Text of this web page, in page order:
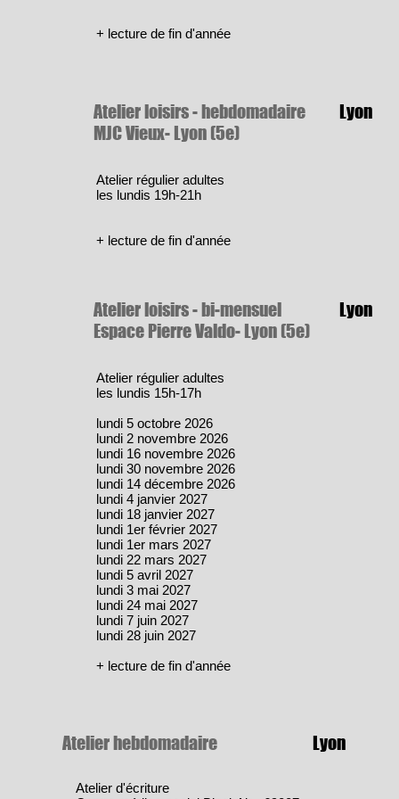
​+ lecture de fin d'année
Atelier loisirs - hebdomadaire
MJC Vieux- Lyon (5e)
Lyon
Atelier régulier adultes
les lundis 19h-21h
​+ lecture de fin d'année
Atelier loisirs - bi-mensuel
Espace Pierre Valdo- Lyon (5e)
Lyon
Atelier régulier adultes
les lundis 15h-17h
lundi 5 octobre 2026
lundi 2 novembre 2026
lundi 16 novembre 2026
lundi 30 novembre 2026
lundi 14 décembre 2026
lundi 4 janvier 2027
lundi 18 janvier 2027
lundi 1er février 2027
lundi 1er mars 2027
lundi 22 mars 2027
lundi 5 avril 2027
lundi 3 mai 2027
lundi 24 mai 2027
lundi 7 juin 2027
lundi 28 juin 2027
​+ lecture de fin d'année
Lyon
Atelier hebdomadaire
Atelier d'écriture